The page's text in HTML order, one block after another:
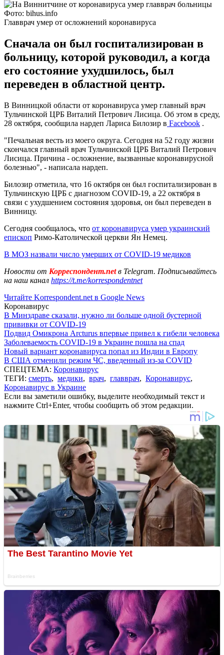
Фото: bihus.info
Главврач умер от осложнений коронавируса
Сначала он был госпитализирован в
больницу, которой руководил, а когда
его состояние ухудшилось, был
переведен в областной центр.
В Винницкой области от коронавируса умер главный врач
Тульчинской ЦРБ Виталий Петрович Лисица. Об этом в среду,
28 октября, сообщила нардеп Лариса Билозир в Facebook .
"Печальная весть из моего округа. Сегодня на 52 году жизни
скончался главный врач Тульчинской ЦРБ Виталий Петрович
Лисица. Причина - осложнение, вызванные коронавирусной
болезнью", - написала нардеп.
Билозир отметила, что 16 октября он был госпитализирован в
Тульчинскую ЦРБ с диагнозом COVID-19, а 22 октября в
связи с ухудшением состояния здоровья, он был переведен в
Винницу.
Сегодня сообщалось, что от коронавируса умер украинский
епископ Римо-Католической церкви Ян Немец.
В МОЗ назвали число умерших от COVID-19 медиков
Новости от Корреспондент.netв Telegram. Подписывайтесь
на наш канал https://t.me/korrespondentnet
Читайте Korrespondent.net в Google News
Коронавирус
В Минздраве сказали, нужно ли больше одной бустерной
прививки от COVID-19
Подвид Омикрона Arcturus впервые привел к гибели человека
Заболеваемость COVID-19 в Украине пошла на спад
Новый вариант коронавируса попал из Индии в Европу
В США отменили режим ЧС, введенный из-за COVID
СПЕЦТЕМА: Коронавирус
ТЕГИ: смерть, медики, врач, главврач, Коронавирус,
Коронавирус в Украине
Если вы заметили ошибку, выделите необходимый текст и
нажмите Ctrl+Enter, чтобы сообщить об этом редакции.